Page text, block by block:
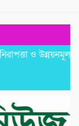
ও উন্নয়নমূলক জরুরি